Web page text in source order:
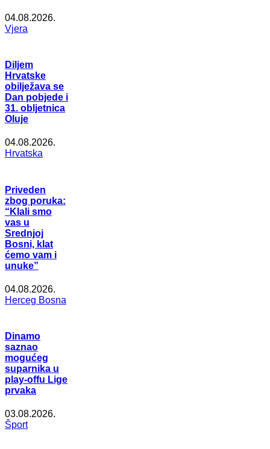
04.08.2026.
Vjera
Diljem
Hrvatske
obilježava se
Dan pobjede i
31. obljetnica
Oluje
04.08.2026.
Hrvatska
Priveden
zbog poruka:
“Klali smo
vas u
Srednjoj
Bosni, klat
ćemo vam i
unuke”
04.08.2026.
Herceg Bosna
Dinamo
saznao
mogućeg
suparnika u
play-offu Lige
prvaka
03.08.2026.
Šport